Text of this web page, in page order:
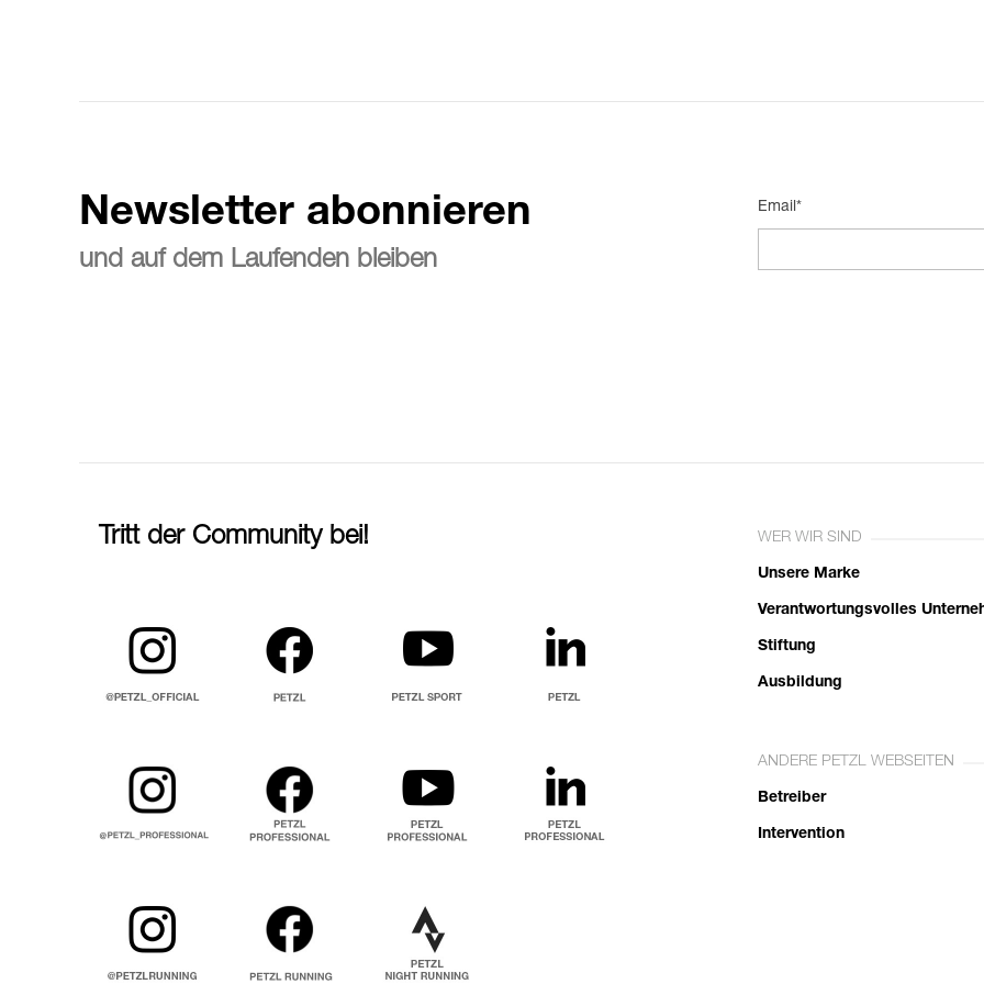
Newsletter abonnieren
und auf dem Laufenden bleiben
Email*
Tritt der Community bei! WER WIR SIND
Unsere Marke
Verantwortungsvolles
Stiftung
Ausbildung
ANDERE PETZL WEBSEITEN
Betreiber
Intervention